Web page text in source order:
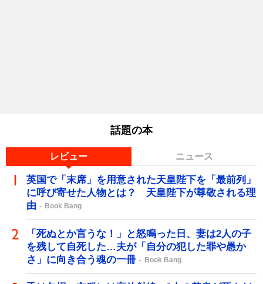
話題の本
レビュー ニュース
英国で「末席」を用意された天皇陛下を「最前列」
に呼び寄せた人物とは？ 天皇陛下が尊敬される理
由
Book Bang
「死ぬとか言うな！」と怒鳴った日、妻は2人の子
を残して自死した…夫が「自分の犯した罪や愚か
さ」に向き合う魂の一冊
Book Bang